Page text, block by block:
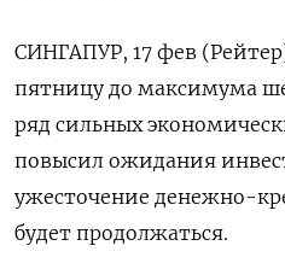
СИНГАПУР, 17 фев
пятницу до максимума
ряд сильных
повысил ожидания
ужесточение денежно-
будет продолжаться.